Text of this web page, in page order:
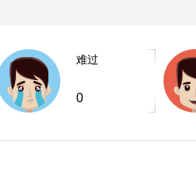
难过
0